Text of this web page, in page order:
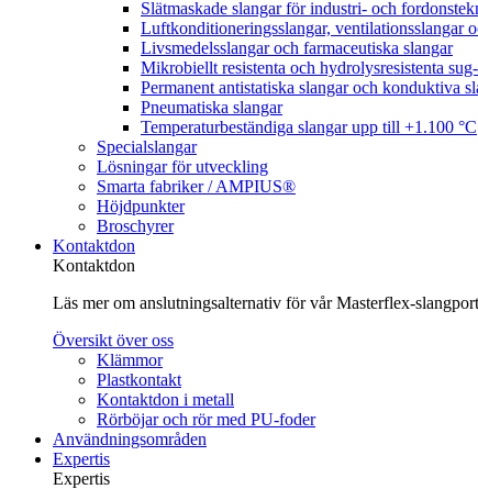
Slätmaskade slangar för industri- och
Luftkonditioneringsslangar, ventilationsslangar
Livsmedelsslangar och farmaceutiska slangar
Mikrobiellt resistenta och hydrolysresistenta
Permanent antistatiska slangar och konduktiva
Pneumatiska slangar
Temperaturbeständiga slangar upp till +1.100 °C
Specialslangar
Lösningar för utveckling
Smarta fabriker / AMPIUS®
Höjdpunkter
Broschyrer
Kontaktdon
Kontaktdon
Läs mer om anslutningsalternativ för vår Masterflex-
Översikt över oss
Klämmor
Plastkontakt
Kontaktdon i metall
Rörböjar och rör med PU-foder
Användningsområden
Expertis
Expertis